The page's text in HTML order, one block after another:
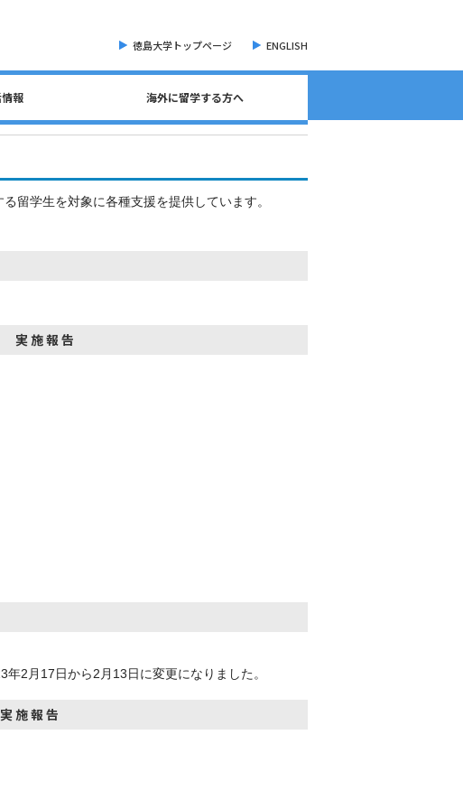
徳島大学トップページ ENGLISH
報 海外に留学する方へ
留学生を対象に各種支援を提供しています。
実施報告
2月17日から2月13日に変更になりました。
施報告